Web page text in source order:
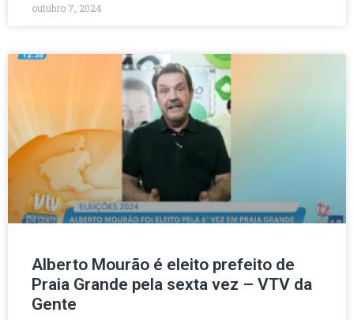
outubro 7, 2024
Alberto Mourão é eleito prefeito de
Praia Grande pela sexta vez – VTV da
Gente